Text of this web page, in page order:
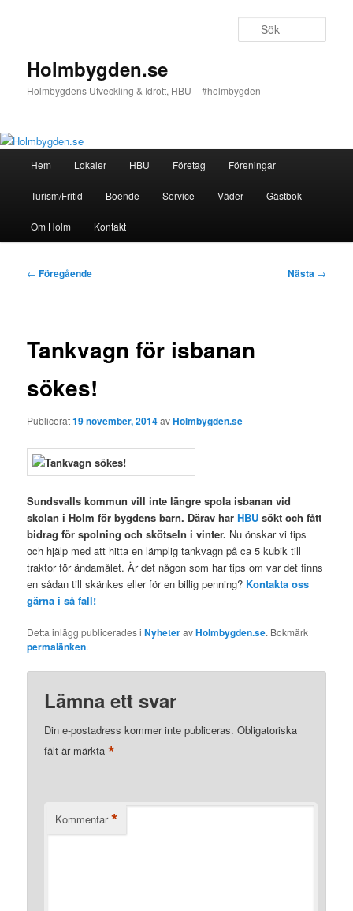
Holmbygden.se
Holmbygdens Utveckling & Idrott, HBU – #holmbygden
Hem Lokaler HBU Företag Föreningar
Turism/Fritid Boende Service Väder Gästbok
Om Holm Kontakt
Inläggsnavigering
← Föregående Nästa →
Tankvagn för isbanan
sökes!
Publicerat19 november, 2014avHolmbygden.se
Sundsvalls kommun vill inte längre spola isbanan vid
skolan i Holm för bygdens barn. Därav harHBU sökt och fått
bidrag för spolning och skötseln i vinter. Nu önskar vi tips
och hjälp med att hitta en lämplig tankvagn på ca 5 kubik till
traktor för ändamålet. Är det någon som har tips om var det finns
en sådan till skänkes eller för en billig penning? Kontakta oss
gärna i så fall!
Detta inlägg publicerades iNyheteravHolmbygden.se. Bokmärk
permalänken.
Lämna ett svar
Din e-postadress kommer inte publiceras. Obligatoriska
fält är märkta*
Kommentar *